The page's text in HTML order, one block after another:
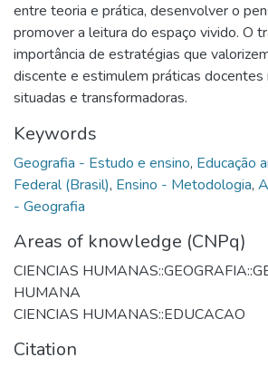
entre teoria e prática, desenvolver o
promover a leitura do espaço vivido. O
importância de estratégias que
discente e estimulem práticas docentes
situadas e transformadoras.
Keywords
Geografia - Estudo e ensino, Educação
Federal (Brasil), Ensino - Metodologia,
- Geografia
Areas of knowledge (CNPq)
CIENCIAS
HUMANA
CIENCIAS HUMANAS::EDUCACAO
Citation